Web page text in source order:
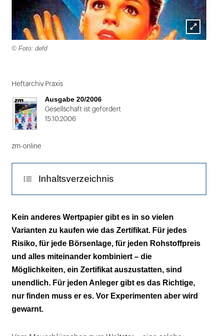
Lightbox
© Foto: defd
1
von
2
Heftarchiv Praxis
Ausgabe 20/2006
Gesellschaft ist gefordert
15.10.2006
zm-online
Inhaltsverzeichnis
Die steile Karriere nahm ihren Lauf
Trotz möglicher Pleiten …
… den Schiffbruch vermeiden
Die andere Welt – für Zocker
Gewinne zwischen Schutz und Risiko
Kein anderes Wertpapier gibt es in so vielen
Varianten zu kaufen wie das Zertifikat. Für jedes
Risiko, für jede Börsenlage, für jeden Rohstoffpreis
und alles miteinander kombiniert – die
Möglichkeiten, ein Zertifikat auszustatten, sind
unendlich. Für jeden Anleger gibt es das Richtige,
nur finden muss er es. Vor Experimenten aber wird
gewarnt.